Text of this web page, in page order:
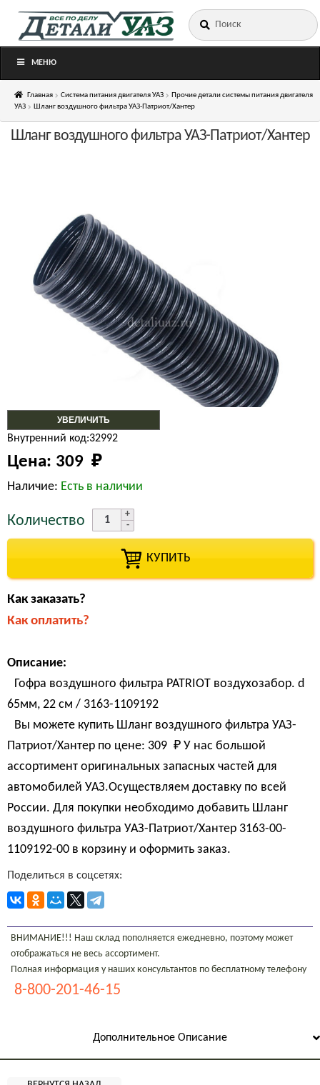
Перейти
Перейти
Искать:
МЕНЮ
Главная Система питания двигателя УАЗ
Прочие детали системы питания двигателя
УАЗ
Шланг воздушного фильтра УАЗ-Патриот/Хантер
УВЕЛИЧИТЬ
Шланг воздушного фильтра УАЗ-Патриот/Хантер
Внутренний код:32992
Цена: 309 ₽
Наличие: Есть в наличии
Количество
КУПИТЬ
Как заказать?
Как оплатить?
Описание:
Гофра воздушного фильтра PATRIOT воздухозабор. d
65мм, 22 см / 3163-1109192
Вы можете купить Шланг воздушного фильтра УАЗ-
Патриот/Хантер по цене: 309 ₽ У нас большой
ассортимент оригинальных запасных частей для
автомобилей УАЗ.Осуществляем доставку по всей
России. Для покупки необходимо добавить Шланг
воздушного фильтра УАЗ-Патриот/Хантер 3163-00-
1109192-00 в корзину и оформить заказ.
Поделиться в соцсетях:
ВНИМАНИЕ!!! Наш склад пополняется ежедневно, поэтому может
отображаться не весь ассортимент.
Полная информация у наших консультантов по бесплатному телефону
8-800-201-46-15
Дополнительное Описание